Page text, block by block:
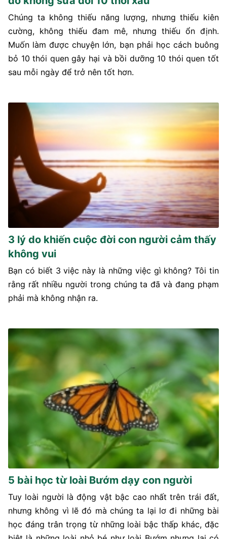
Chúng ta không thiếu năng lượng, nhưng thiếu kiên
cường, không thiếu đam mê, nhưng thiếu ổn định.
Muốn làm được chuyện lớn, bạn phải học cách buông
bỏ 10 thói quen gây hại và bồi dưỡng 10 thói quen tốt
sau mỗi ngày để trở nên tốt hơn.
3 lý do khiến cuộc đời con người cảm thấy
không vui
Bạn có biết 3 việc này là những việc gì không? Tôi tin
rằng rất nhiều người trong chúng ta đã và đang phạm
phải mà không nhận ra.
5 bài học từ loài Bướm dạy con người
Tuy loài người là động vật bậc cao nhất trên trái đất,
nhưng không vì lẽ đó mà chúng ta lại lơ đi những bài
học đáng trân trọng từ những loài bậc thấp khác, đặc